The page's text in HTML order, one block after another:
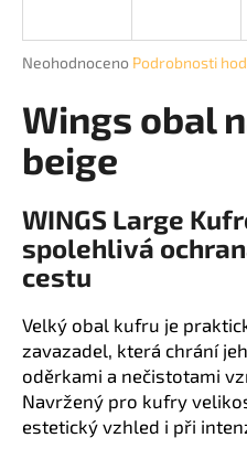
Průměrné
produktu
je
0,0
hvězdiček.
Neohodnoceno Podrobnosti
Wings obal
beige
WINGS Large
spolehlivá
cestu
Velký obal kufru je
zavazadel, která chrání
oděrkami a nečistotami
Navržený pro kufry
estetický vzhled i při
j
t
?
HLEDAT
D
o
p
o